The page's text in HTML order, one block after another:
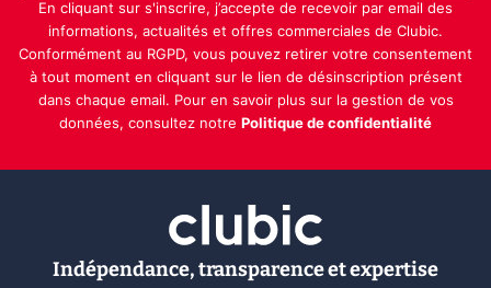
En cliquant sur s'inscrire, j’accepte de recevoir par email des
informations, actualités et offres commerciales de Clubic.
Conformément au RGPD, vous pouvez retirer votre consentement
à tout moment en cliquant sur le lien de désinscription présent
dans chaque email. Pour en savoir plus sur la gestion de vos
données, consultez notre Politique de confidentialité
Indépendance, transparence et expertise